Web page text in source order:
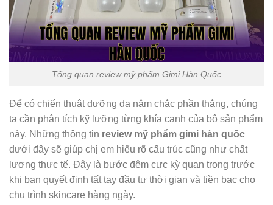
Tổng quan review mỹ phẩm Gimi Hàn Quốc
Để có chiến thuật dưỡng da nắm chắc phần thắng, chúng
ta cần phân tích kỹ lưỡng từng khía cạnh của bộ sản phẩm
này. Những thông tin review mỹ phẩm gimi hàn quốc
dưới đây sẽ giúp chị em hiểu rõ cấu trúc cũng như chất
lượng thực tế. Đây là bước đệm cực kỳ quan trọng trước
khi bạn quyết định tất tay đầu tư thời gian và tiền bạc cho
chu trình skincare hàng ngày.